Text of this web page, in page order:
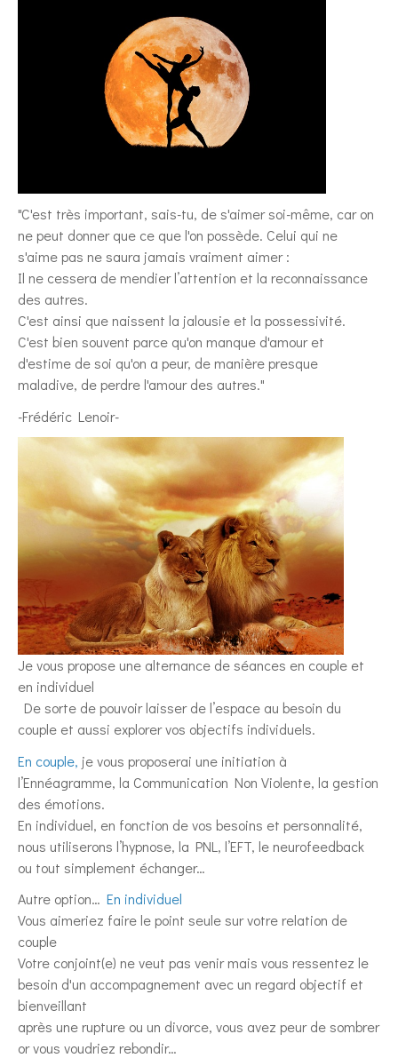
"C'est très important, sais-tu, de s'aimer soi-même, car on
ne peut donner que ce que l'on possède. Celui qui ne
s'aime pas ne saura jamais vraiment aimer :
Il ne cessera de mendier l’attention et la reconnaissance
des autres.
C'est ainsi que naissent la jalousie et la possessivité.
C'est bien souvent parce qu'on manque d'amour et
d'estime de soi qu'on a peur, de manière presque
maladive, de perdre l'amour des autres."
-Frédéric Lenoir-
Je vous propose une alternance de séances en couple et
en individuel
De sorte de pouvoir laisser de l’espace au besoin du
couple et aussi explorer vos objectifs individuels.
En couple, je vous proposerai une initiation à
l’Ennéagramme, la Communication Non Violente, la gestion
des émotions.
En individuel, en fonction de vos besoins et personnalité,
nous utiliserons l’hypnose, la PNL, l’EFT, le neurofeedback
ou tout simplement échanger…
Autre option… En individuel
Vous aimeriez faire le point seule sur votre relation de
couple
Votre conjoint(e) ne veut pas venir mais vous ressentez le
besoin d'un accompagnement avec un regard objectif et
bienveillant
après une rupture ou un divorce, vous avez peur de sombrer
or vous voudriez rebondir…